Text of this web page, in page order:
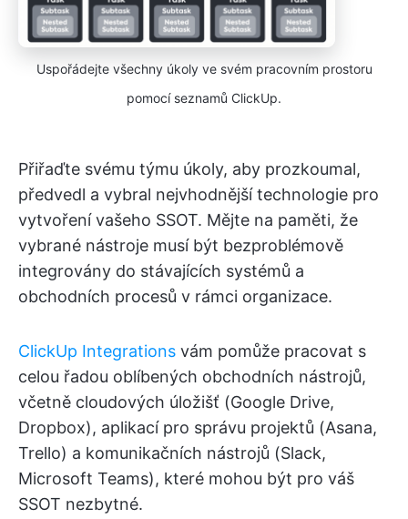
Uspořádejte všechny úkoly ve svém pracovním prostoru
pomocí seznamů ClickUp.
Přiřaďte svému týmu úkoly, aby prozkoumal,
předvedl a vybral nejvhodnější technologie pro
vytvoření vašeho SSOT. Mějte na paměti, že
vybrané nástroje musí být bezproblémově
integrovány do stávajících systémů a
obchodních procesů v rámci organizace.
ClickUp Integrations vám pomůže pracovat s
celou řadou oblíbených obchodních nástrojů,
včetně cloudových úložišť (Google Drive,
Dropbox), aplikací pro správu projektů (Asana,
Trello) a komunikačních nástrojů (Slack,
Microsoft Teams), které mohou být pro váš
SSOT nezbytné.